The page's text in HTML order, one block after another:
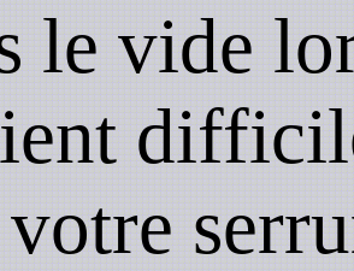
le vide